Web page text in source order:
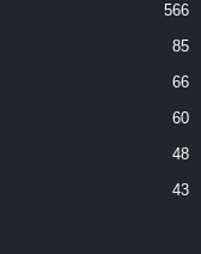
566
85
66
60
48
43